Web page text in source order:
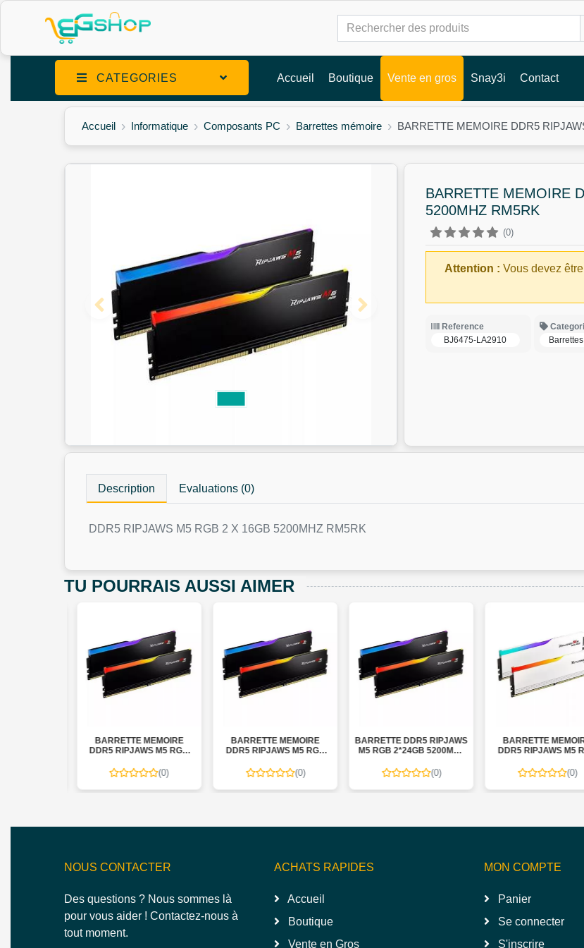
CATEGORIES Accueil Boutique Vente en gros Snay3i Contact
Accueil Informatique Composants PC Barrettes mémoire BARRETTE MEMOIRE DDR5
BARRETTE MEMOIRE
5200MHZ RM5RK
(0)
Attention : Vous devez
Reference
BJ6475-LA2910
Description Evaluations (0)
DDR5 RIPJAWS M5 RGB 2 X 16GB 5200MHZ RM5RK
TU POURRAIS AUSSI AIMER
BARRETTE MEMOIRE
DDR5 RIPJAWS M5 RGB
RM5RK (0)
BARRETTE MEMOIRE
DDR5 RIPJAWS M5 RGB
(0)
BARRETTE DDR5 RIPJAWS
M5 RGB 2*24GB 5200MHZ
(0)
BARRETTE
DDR5 RIPJAWS M5
RM5RK (0)
NOUS CONTACTER
Des questions ? Nous sommes là
pour vous aider ! Contactez-nous à
tout moment.
ACHATS RAPIDES
Accueil
Boutique
Vente en Gros
MON COMPTE
Panier
Se connecter
S'inscrire